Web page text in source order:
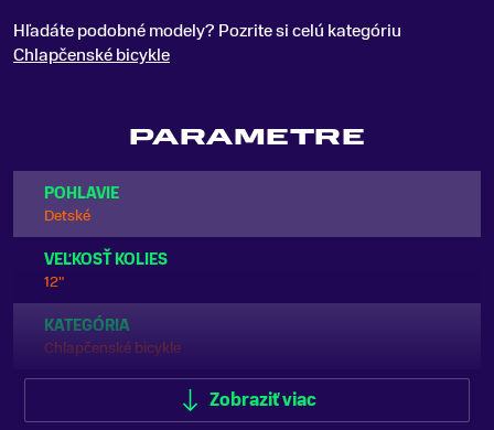
Hľadáte podobné modely? Pozrite si celú kategóriu
Chlapčenské bicykle
PARAMETRE
POHLAVIE
Detské
VEĽKOSŤ KOLIES
12"
KATEGÓRIA
Chlapčenské bicykle
Zobraziť viac